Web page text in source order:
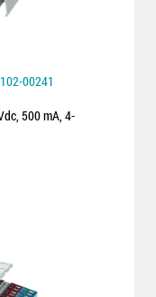
00241
500 mA, 4-